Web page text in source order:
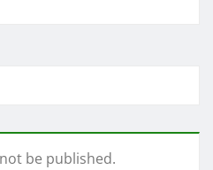
be published.